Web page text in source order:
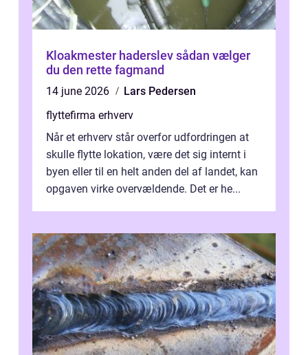
Kloakmester haderslev sådan vælger
du den rette fagmand
14 june 2026
Lars Pedersen
flyttefirma erhverv
Når et erhverv står overfor udfordringen at
skulle flytte lokation, være det sig internt i
byen eller til en helt anden del af landet, kan
opgaven virke overvældende. Det er he...